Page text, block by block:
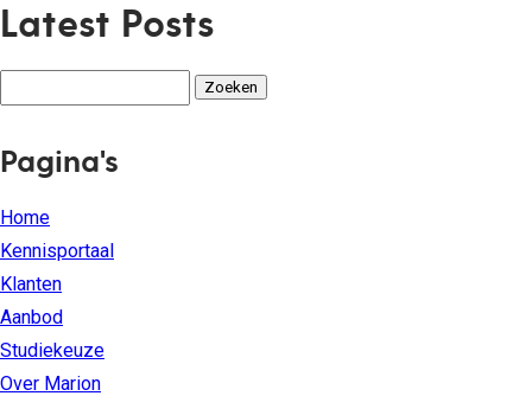
Latest Posts
Pagina's
Home
Kennisportaal
Klanten
Aanbod
Studiekeuze
Over Marion